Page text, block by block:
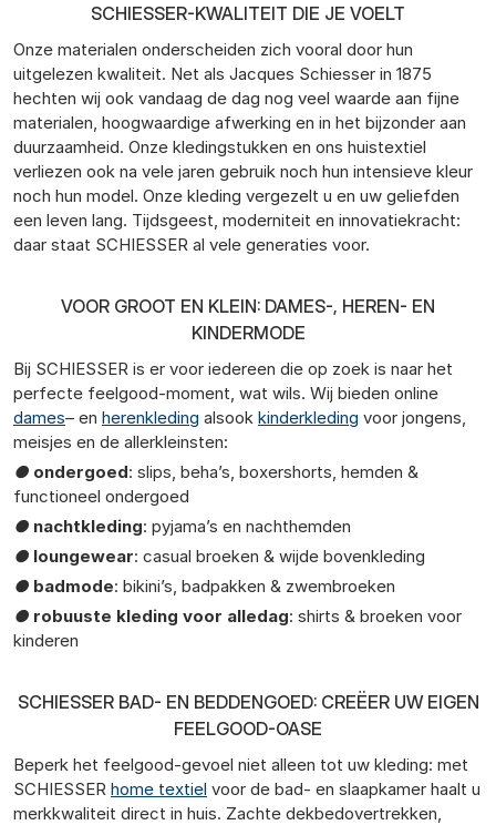
SCHIESSER-KWALITEIT DIE JE VOELT
Onze materialen onderscheiden zich vooral door hun
uitgelezen kwaliteit. Net als Jacques Schiesser in 1875
hechten wij ook vandaag de dag nog veel waarde aan fijne
materialen, hoogwaardige afwerking en in het bijzonder aan
duurzaamheid. Onze kledingstukken en ons huistextiel
verliezen ook na vele jaren gebruik noch hun intensieve kleur
noch hun model. Onze kleding vergezelt u en uw geliefden
een leven lang. Tijdsgeest, moderniteit en innovatiekracht:
daar staat SCHIESSER al vele generaties voor.
VOOR GROOT EN KLEIN: DAMES-, HEREN- EN
KINDERMODE
Bij SCHIESSER is er voor iedereen die op zoek is naar het
perfecte feelgood-moment, wat wils. Wij bieden online
dames– en herenkleding alsook kinderkleding voor jongens,
meisjes en de allerkleinsten:
● ondergoed: slips, beha’s, boxershorts, hemden &
functioneel ondergoed
● nachtkleding: pyjama’s en nachthemden
● loungewear: casual broeken & wijde bovenkleding
● badmode: bikini’s, badpakken & zwembroeken
● robuuste kleding voor alledag: shirts & broeken voor
kinderen
SCHIESSER BAD- EN BEDDENGOED: CREËER UW EIGEN
FEELGOOD-OASE
Beperk het feelgood-gevoel niet alleen tot uw kleding: met
SCHIESSER home textiel voor de bad- en slaapkamer haalt u
merkkwaliteit direct in huis. Zachte dekbedovertrekken,